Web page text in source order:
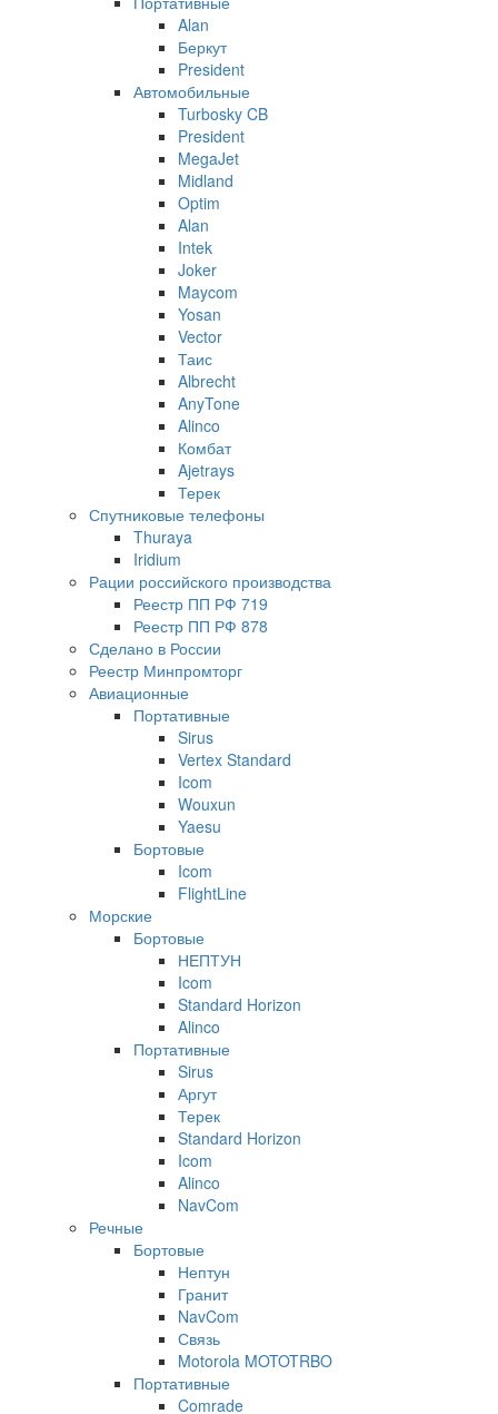
Alan
Беркут
President
Автомобильные
Turbosky CB
President
MegaJet
Midland
Optim
Alan
Intek
Joker
Maycom
Yosan
Vector
Таис
Albrecht
AnyTone
Alinco
Комбат
Ajetrays
Терек
Спутниковые телефоны
Thuraya
Iridium
Рации российского производства
Реестр ПП РФ 719
Реестр ПП РФ 878
Сделано в России
Реестр Минпромторг
Авиационные
Портативные
Sirus
Vertex Standard
Icom
Wouxun
Yaesu
Бортовые
Icom
FlightLine
Морские
Бортовые
НЕПТУН
Icom
Standard Horizon
Alinco
Портативные
Sirus
Аргут
Терек
Standard Horizon
Icom
Alinco
NavCom
Речные
Бортовые
Нептун
Гранит
NavCom
Связь
Motorola MOTOTRBO
Портативные
Comrade